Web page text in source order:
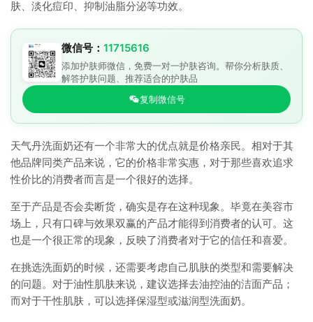
肤、淡化痘印、抑制油脂分泌等功效。
微信号： 11715616
添加护肤师微信，免费一对一护肤咨询。帮你分析肤质、
解答护肤问题、推荐适合的护肤品
复制微信号
天气丹洗面奶还有一个非常大的优点就是价格亲民。相对于其
他品牌同类产品来说，它的价格非常实惠，对于那些喜欢追求
性价比的消费者而言是一个很好的选择。
至于产品是否会卖断货，确实是存在这种现象。毕竟在美容市
场上，只有口碑与效果双赢的产品才能得到消费者的认可。这
也是一个很正常的现象，反映了消费者对于它的信任和喜爱。
在挑选洗面奶的时候，还需要考虑自己肌肤的类型和需要解决
的问题。对于油性肌肤来说，建议选择去油控油的洁面产品；
而对于干性肌肤，可以选择保湿型或滋润型洗面奶。